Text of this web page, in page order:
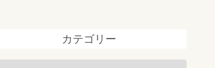
カテゴリー